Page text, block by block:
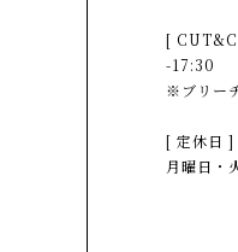
[
-17:30
※ブリー
[ 定休日 ]
月曜日・